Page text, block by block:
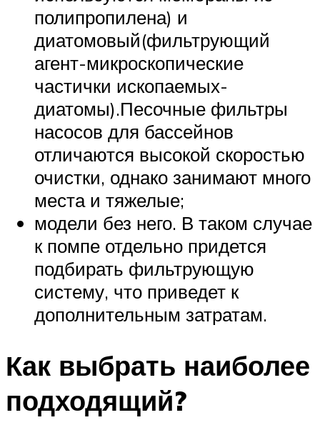
полипропилена) и
диатомовый(фильтрующий
агент-микроскопические
частички ископаемых-
диатомы).Песочные фильтры
насосов для бассейнов
отличаются высокой скоростью
очистки, однако занимают много
места и тяжелые;
модели без него. В таком случае
к помпе отдельно придется
подбирать фильтрующую
систему, что приведет к
дополнительным затратам.
Как выбрать наиболее
подходящий?